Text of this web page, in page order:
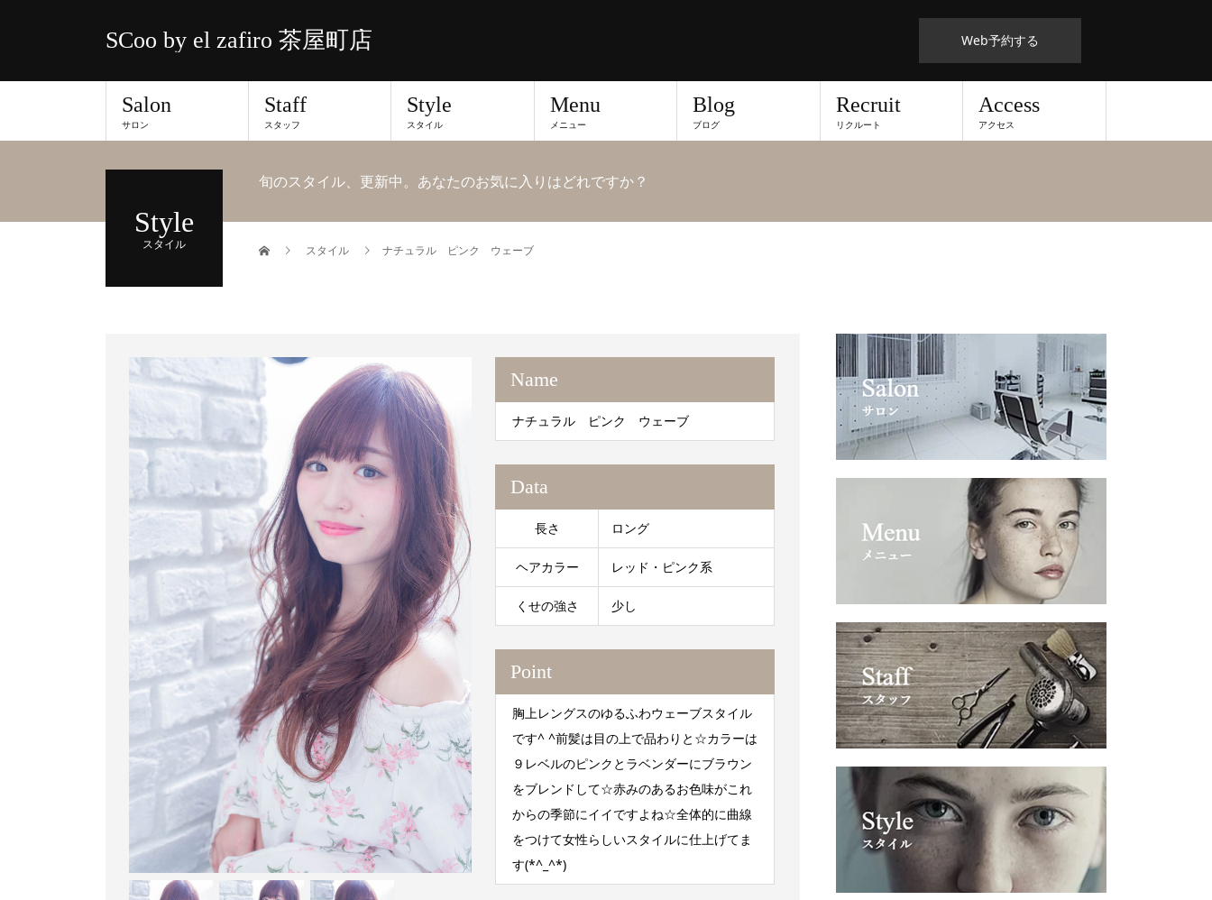
SCoo by el zafiro 茶屋町店 Web予約する
Salon
サロン
Staff
スタッフ
Style
スタイル
Menu
メニュー
Blog
ブログ
Recruit
リクルート
Access
アクセス
Style
スタイル
旬のスタイル、更新中。あなたのお気に入りはどれですか？
スタイル ナチュラル ピンク ウェーブ
Name
ナチュラル ピンク ウェーブ
Data
長さ ロング
ヘアカラー レッド・ピンク系
くせの強さ 少し
Point
胸上レングスのゆるふわウェーブスタイル
です^ ^前髪は目の上で品わりと☆カラーは
９レベルのピンクとラベンダーにブラウン
をブレンドして☆赤みのあるお色味がこれ
からの季節にイイですよね☆全体的に曲線
をつけて女性らしいスタイルに仕上げてま
す(*^_^*)